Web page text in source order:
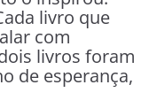
livro que
com
livros foram
de esperança,